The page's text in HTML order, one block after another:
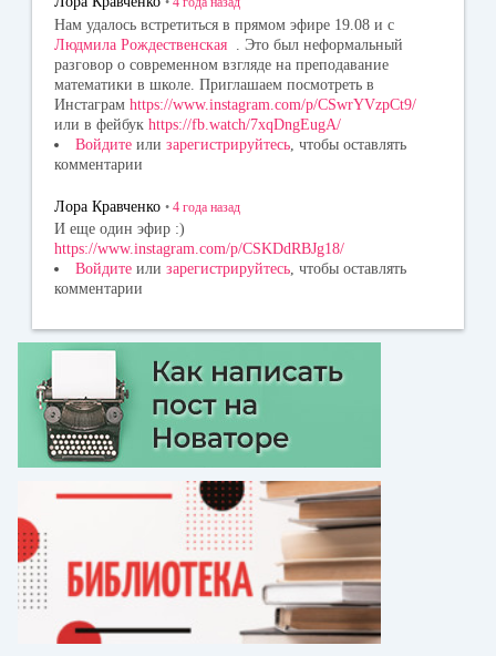
Нам удалось встретиться в прямом эфире 19.08 и с
Людмила Рождественская
. Это был неформальный
разговор о современном взгляде на преподавание
математики в школе. Приглашаем посмотреть в
Инстаграм https://www.instagram.com/p/CSwrYVzpCt9/
или в фейбук https://fb.watch/7xqDngEugA/
Войдите или зарегистрируйтесь , чтобы оставлять
комментарии
Лора Кравченко • 4 года назад
И еще один эфир :)
https://www.instagram.com/p/CSKDdRBJg18/
Войдите или зарегистрируйтесь, чтобы оставлять
комментарии